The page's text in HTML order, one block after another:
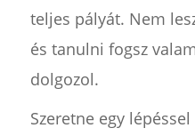
teljes pályát. Nem
és tanulni fogsz
dolgozol.
Szeretne egy